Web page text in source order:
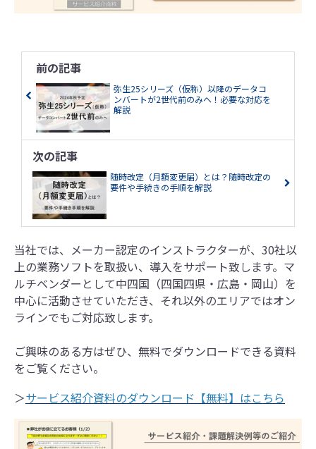
前の記事
弥生25シリーズ（仮称）以降のデータコ
ンバートが2世代前のみへ！必要な対応を
解説
次の記事
随時改定（月額変更届）とは？随時改定の
要件や手続きの手順を解説
当社では、メーカー認定のインストラクターが、30社以
上の業務ソフトを取扱い、導入をサポート致します。マ
ルチベンダーとして中四国（四国四県・広島・岡山）を
中心に活動させていただき、それ以外のエリアではオン
ラインでもご対応致します。
ご興味のある方はぜひ、無料でダウンロードできる資料
をご覧ください。
＞サービス紹介資料のダウンロード【無料】はこちら